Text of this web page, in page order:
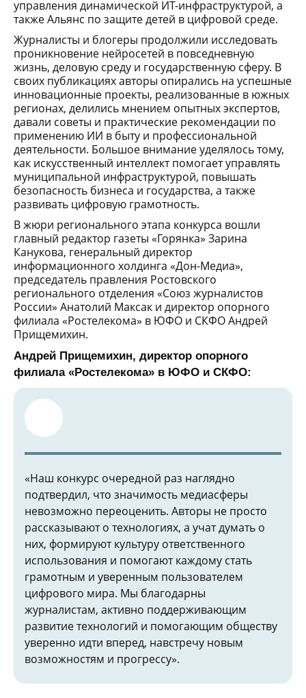
управления динамической ИТ-инфраструктурой, а
также Альянс по защите детей в цифровой среде.
Журналисты и блогеры продолжили исследовать
проникновение нейросетей в повседневную
жизнь, деловую среду и государственную сферу. В
своих публикациях авторы опирались на успешные
инновационные проекты, реализованные в южных
регионах, делились мнением опытных экспертов,
давали советы и практические рекомендации по
применению ИИ в быту и профессиональной
деятельности. Большое внимание уделялось тому,
как искусственный интеллект помогает управлять
муниципальной инфраструктурой, повышать
безопасность бизнеса и государства, а также
развивать цифровую грамотность.
В жюри регионального этапа конкурса вошли
главный редактор газеты «Горянка» Зарина
Канукова, генеральный директор
информационного холдинга «Дон-Медиа»,
председатель правления Ростовского
регионального отделения «Союз журналистов
России» Анатолий Максак и директор опорного
филиала «Ростелекома» в ЮФО и СКФО Андрей
Прищемихин.
Андрей Прищемихин, директор опорного
филиала «Ростелекома» в ЮФО и СКФО:
«Наш конкурс очередной раз наглядно
подтвердил, что значимость медиасферы
невозможно переоценить. Авторы не просто
рассказывают о технологиях, а учат думать о
них, формируют культуру ответственного
использования и помогают каждому стать
грамотным и уверенным пользователем
цифрового мира. Мы благодарны
журналистам, активно поддерживающим
развитие технологий и помогающим обществу
уверенно идти вперед, навстречу новым
возможностям и прогрессу».